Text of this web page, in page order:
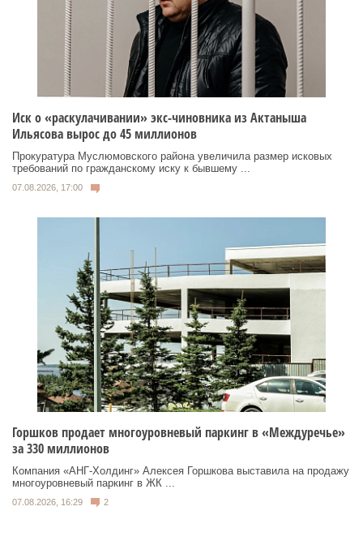
Иск о «раскулачивании» экс-чиновника из Актаныша
Ильясова вырос до 45 миллионов
Прокуратура Муслюмовского района увеличила размер исковых
требований по гражданскому иску к бывшему ...
07.08.2026, 17:00
Горшков продает многоуровневый паркинг в «Междуречье»
за 330 миллионов
Компания «АНГ-Холдинг» Алексея Горшкова выставила на продажу
многоуровневый паркинг в ЖК ...
07.08.2026, 16:29 2